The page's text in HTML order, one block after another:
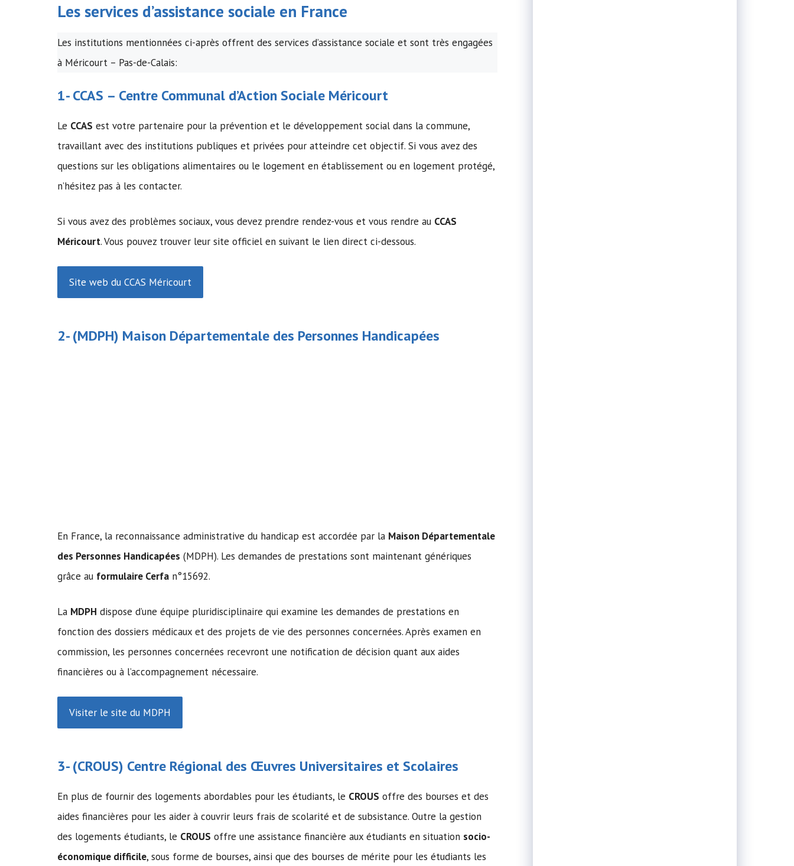
Les services d’assistance sociale en France
Les institutions mentionnées ci-après offrent des services d’assistance sociale et sont très engagées
à Méricourt – Pas-de-Calais:
1-CCAS – Centre Communal d’Action Sociale Méricourt
Le CCAS est votre partenaire pour la prévention et le développement social dans la commune,
travaillant avec des institutions publiques et privées pour atteindre cet objectif. Si vous avez des
questions sur les obligations alimentaires ou le logement en établissement ou en logement protégé,
n’hésitez pas à les contacter.
Si vous avez des problèmes sociaux, vous devez prendre rendez-vous et vous rendre au CCAS
Méricourt. Vous pouvez trouver leur site officiel en suivant le lien direct ci-dessous.
Site web du CCAS Méricourt
2- (MDPH) Maison Départementale des Personnes Handicapées
En France, la reconnaissance administrative du handicap est accordée par la Maison Départementale
des Personnes Handicapées (MDPH). Les demandes de prestations sont maintenant génériques
grâce au formulaire Cerfa n°15692.
La MDPH dispose d’une équipe pluridisciplinaire qui examine les demandes de prestations en
fonction des dossiers médicaux et des projets de vie des personnes concernées. Après examen en
commission, les personnes concernées recevront une notification de décision quant aux aides
financières ou à l’accompagnement nécessaire.
Visiter le site du MDPH
3- (CROUS) Centre Régional des Œuvres Universitaires et Scolaires
En plus de fournir des logements abordables pour les étudiants, le CROUS offre des bourses et des
aides financières pour les aider à couvrir leurs frais de scolarité et de subsistance. Outre la gestion
des logements étudiants, le CROUS offre une assistance financière aux étudiants en situation socio-
économique difficile, sous forme de bourses, ainsi que des bourses de mérite pour les étudiants les